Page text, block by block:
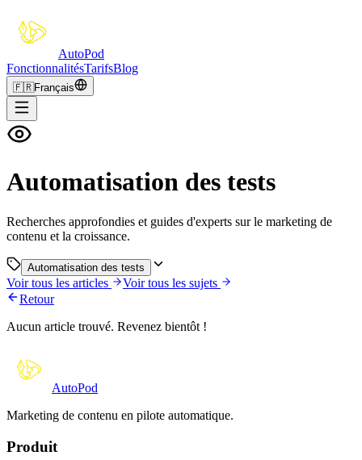
AutoPod
FonctionnalitésTarifsBlog
🇫🇷Français
Automatisation des tests
Recherches approfondies et guides d'experts sur le marketing de
contenu et la croissance.
Automatisation des tests
Voir tous les articles
Voir tous les sujets
Retour
Aucun article trouvé. Revenez bientôt !
AutoPod
Marketing de contenu en pilote automatique.
Produit